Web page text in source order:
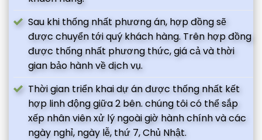
Sau khi thống nhất phương án, hợp đồng sẽ
được chuyển tới quý khách hàng. Trên hợp đồng
được thống nhất phương thức, giá cả và thời
gian bảo hành về dịch vụ.
Thời gian triển khai dự án được thống nhất kết
hợp linh động giữa 2 bên. chúng tôi có thể sắp
xếp nhân viên xử lý ngoài giờ hành chính và các
ngày nghỉ, ngày lễ, thứ 7, Chủ Nhật.